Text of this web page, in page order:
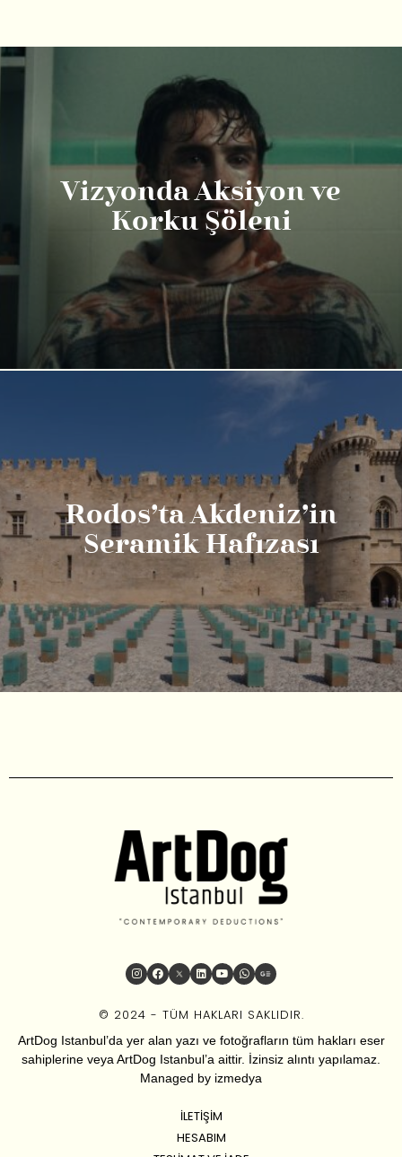
Vizyonda Aksiyon ve
Korku Şöleni
Rodos’ta Akdeniz’in
Seramik Hafızası
© 2024 - TÜM HAKLARI SAKLIDIR.
ArtDog Istanbul’da yer alan yazı ve fotoğrafların tüm hakları eser
sahiplerine veya ArtDog Istanbul’a aittir. İzinsiz alıntı yapılamaz.
Managed by izmedya
İLETIŞIM
HESABIM